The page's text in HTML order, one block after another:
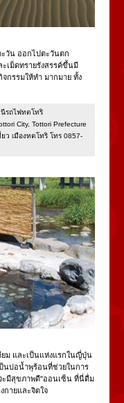
วัน ออกไปตะวันตก
เม็ดทรายรังสรรค์ขึ้นมี
จกรรมให้ทำ มากมาย ทั้ง
รถไฟทตโทริ
City, Tottori Prefecture
ว เมืองทตโทริ โทร 0857-
ยม และเป็นแห่งแรกในญี่ปุ่น
นบ่อน้ำพุร้อนที่ช่วยในการ
ะมีสุขภาพดี"ออนเซ็น ที่นี่ดื่ม
กายและจิตใจ